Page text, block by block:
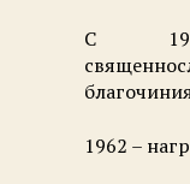
С
1962 –